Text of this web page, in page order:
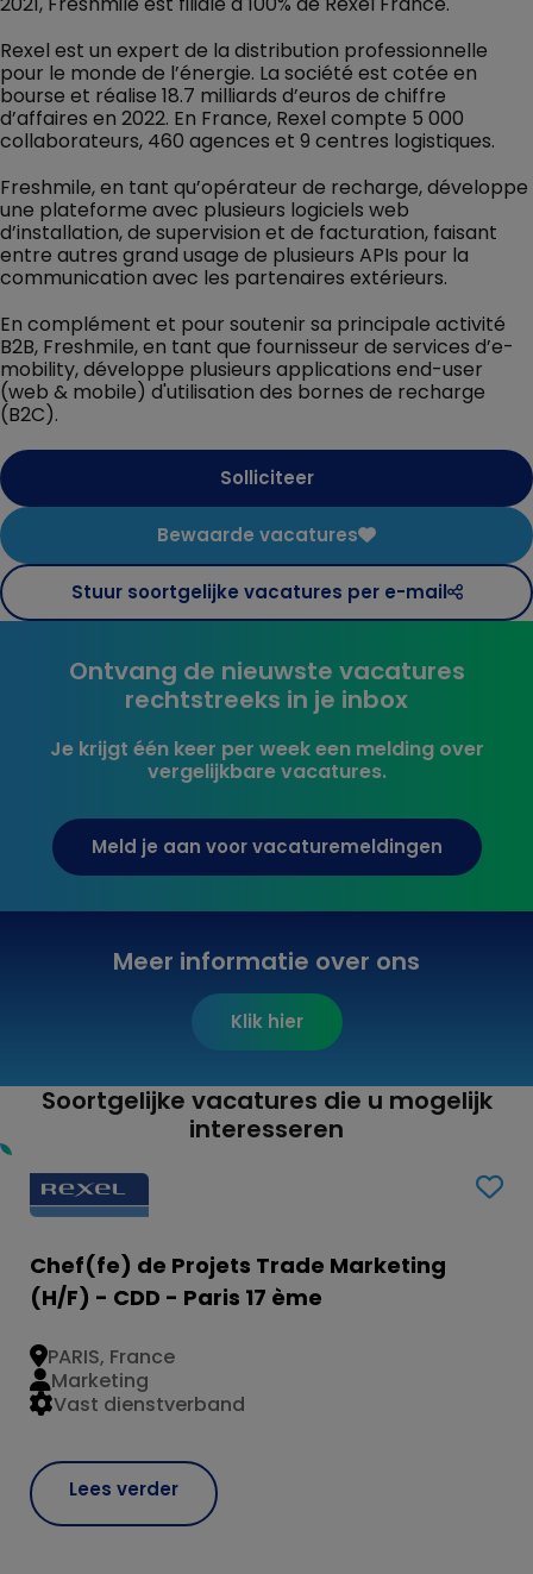
Rexel est un expert de la distribution professionnelle
pour le monde de l’énergie. La société est cotée en
bourse et réalise 18.7 milliards d’euros de chiffre
d’affaires en 2022. En France, Rexel compte 5 000
collaborateurs, 460 agences et 9 centres logistiques.
Freshmile, en tant qu’opérateur de recharge, développe
une plateforme avec plusieurs logiciels web
d’installation, de supervision et de facturation, faisant
entre autres grand usage de plusieurs APIs pour la
communication avec les partenaires extérieurs.
En complément et pour soutenir sa principale activité
B2B, Freshmile, en tant que fournisseur de services d’e-
mobility, développe plusieurs applications end-user
(web & mobile) d'utilisation des bornes de recharge
(B2C).
Solliciteer
Bewaarde vacatures
Stuur soortgelijke vacatures per e-mail
Ontvang de nieuwste vacatures
rechtstreeks in je inbox
Je krijgt één keer per week een melding over
vergelijkbare vacatures.
Meld je aan voor vacaturemeldingen
Meer informatie over ons
Klik hier
Soortgelijke vacatures die u mogelijk
interesseren
Chef(fe) de Projets Trade Marketing
(H/F) - CDD - Paris 17 ème
Lees verder
PARIS, France
Vast dienstverband
Marketing